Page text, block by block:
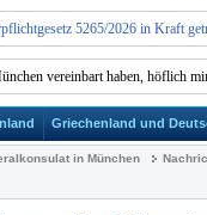
5265/2026 in Kraft
vereinbart haben, höflich
Griechenland und
in München